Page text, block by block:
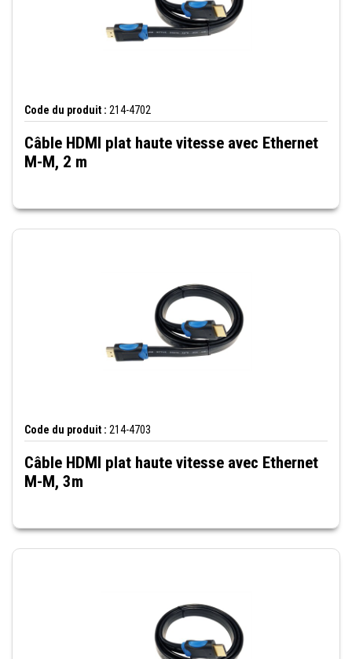
Code du produit : 214-4702
Câble HDMI plat haute vitesse avec Ethernet
M-M, 2 m
Code du produit : 214-4703
Câble HDMI plat haute vitesse avec Ethernet
M-M, 3m